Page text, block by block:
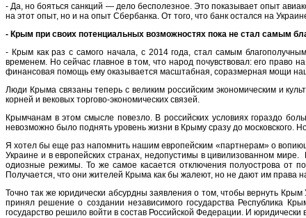
- Да, но бояться санкций — дело бесполезное. Это показывает опыт
на этот опыт, но и на опыт Сбербанка. От того, что банк остался на
- Крым при своих потенциальных возможностях пока не стал самым
- Крым как раз с самого начала, с 2014 года, стал самым
временем. Но сейчас главное в том, что народ почувствовал: его право
финансовая помощь ему оказывается масштабная, соразмерная мощи
Люди Крыма связаны теперь с великим российским экономическим и
корней и вековых торгово-экономических связей.
Крымчанам в этом смысле повезло. В российских условиях гораздо
невозможно было поднять уровень жизни в Крыму сразу до московского.
Я хотел бы еще раз напомнить нашим европейским «партнерам» о
Украине и в европейских странах, недопустимы в цивилизованном
одиозные режимы. То же самое касается отключения полуострова от
Получается, что они жителей Крыма как бы жалеют, но не дают им права
Точно так же юридически абсурдны заявления о том, чтобы вернуть
принял решение о создании независимого государства Республика
государство решило войти в состав Российской Федерации. И